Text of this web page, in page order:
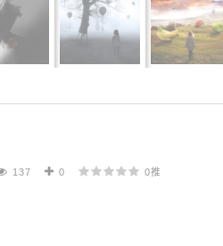
137 0 0推